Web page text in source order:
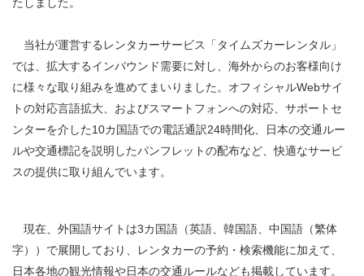
当社が運営するレンタカーサービス「タイムズカーレンタル」
では、拡大するインバウンド需要に対し、海外からのお客様向け
に様々な取り組みを進めてまいりました。オフィシャルWebサイ
トの対応言語拡大、およびスマートフォンへの対応、サポートセ
ンターを介した10カ国語での電話通訳24時間化、日本の交通ルー
ルや交通標記を説明したパンフレットの配布など、快適なサービ
スの提供に取り組んでいます。
現在、外国語サイトは3カ国語（英語、韓国語、中国語（繁体
字））で展開しており、レンタカーの予約・検索機能に加えて、
日本各地の観光情報や日本の交通ルールなども掲載しています。